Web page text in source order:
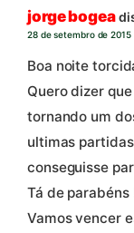
jorge bogea
28 de setembro de 2015
Boa noite
Quero dizer
tornando um
ultimas
conseguisse
Tá de parabéns
Vamos vencer